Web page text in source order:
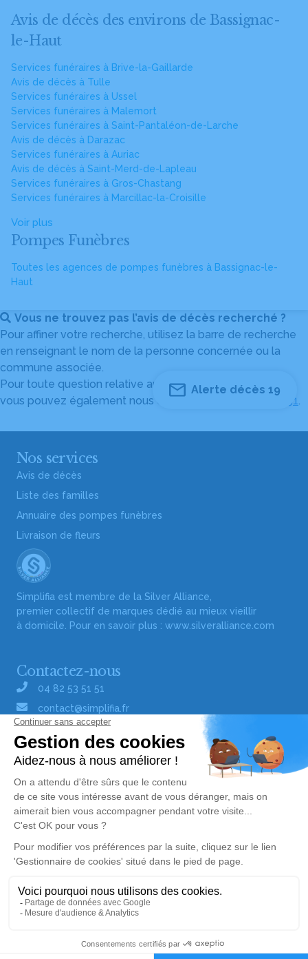
Avis de décès des environs de Bassignac-
le-Haut
Services funéraires à Brive-la-Gaillarde
Avis de décès à Tulle
Services funéraires à Ussel
Services funéraires à Malemort
Services funéraires à Saint-Pantaléon-de-Larche
Avis de décès à Darazac
Services funéraires à Auriac
Avis de décès à Saint-Merd-de-Lapleau
Services funéraires à Gros-Chastang
Services funéraires à Marcillac-la-Croisille
Voir plus
Pompes Funèbres
Toutes les agences de pompes funèbres à Bassignac-le-
Haut
Vous ne trouvez pas l’avis de décès recherché ?
Pour affiner votre recherche, utilisez la barre de recherche
en renseignant le nom de la personne concernée ou la
commune associée.
Pour toute question relative au fonctionnement du site,
vous pouvez également nous contacter au
04 82 53 51 51.
Alerte décès 19
Nos services
Avis de décès
Liste des familles
Annuaire des pompes funèbres
Livraison de fleurs
Simplifia est membre de la Silver Alliance,
premier collectif de marques dédié au mieux vieillir
à domicile. Pour en savoir plus : www.silveralliance.com
Contactez-nous
04 82 53 51 51
contact@simplifia.fr
Réseaux sociaux
Liens utiles
Publier un avis de décès
Signaler un abus/une erreur
Consultez nos offres d'emploi
Politique de traitement des données
Mentions légales